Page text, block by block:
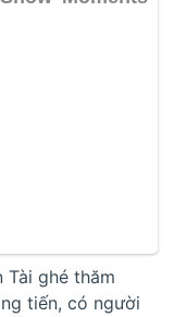
ghé thăm
tiến, có người